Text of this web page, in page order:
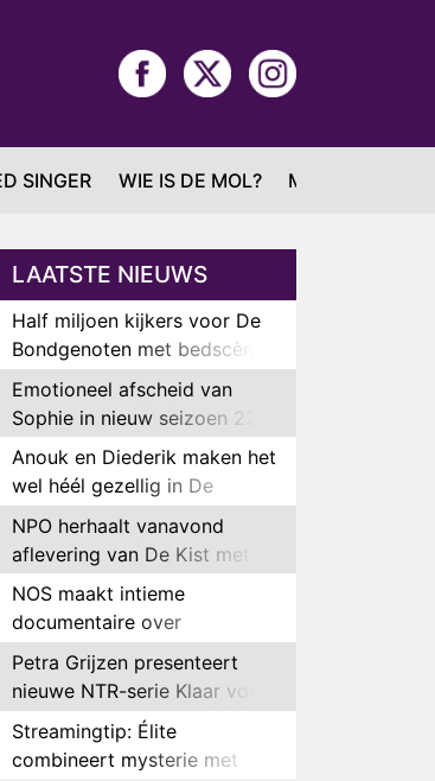
SINGER WIE IS DE MOL? MAFS
LAATSTE NIEUWS
Half miljoen kijkers voor De
Bondgenoten met bedscène
van Anouk en Diederik
Emotioneel afscheid van
Sophie in nieuw seizoen 22
Kids and Counting
Anouk en Diederik maken het
wel héél gezellig in De
Bondgenoten
NPO herhaalt vanavond
aflevering van De Kist met
Peter Faber
NOS maakt intieme
documentaire over
hockeyster Yibbi Jansen
Petra Grijzen presenteert
nieuwe NTR-serie Klaar voor
de oorlog
Streamingtip: Élite
combineert mysterie met